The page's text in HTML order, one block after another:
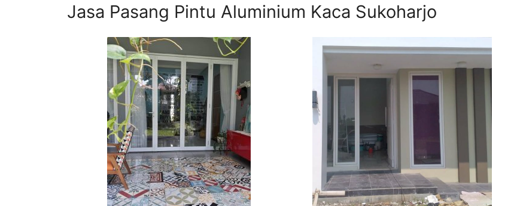
Jasa Pasang Pintu Aluminium Kaca Sukoharjo